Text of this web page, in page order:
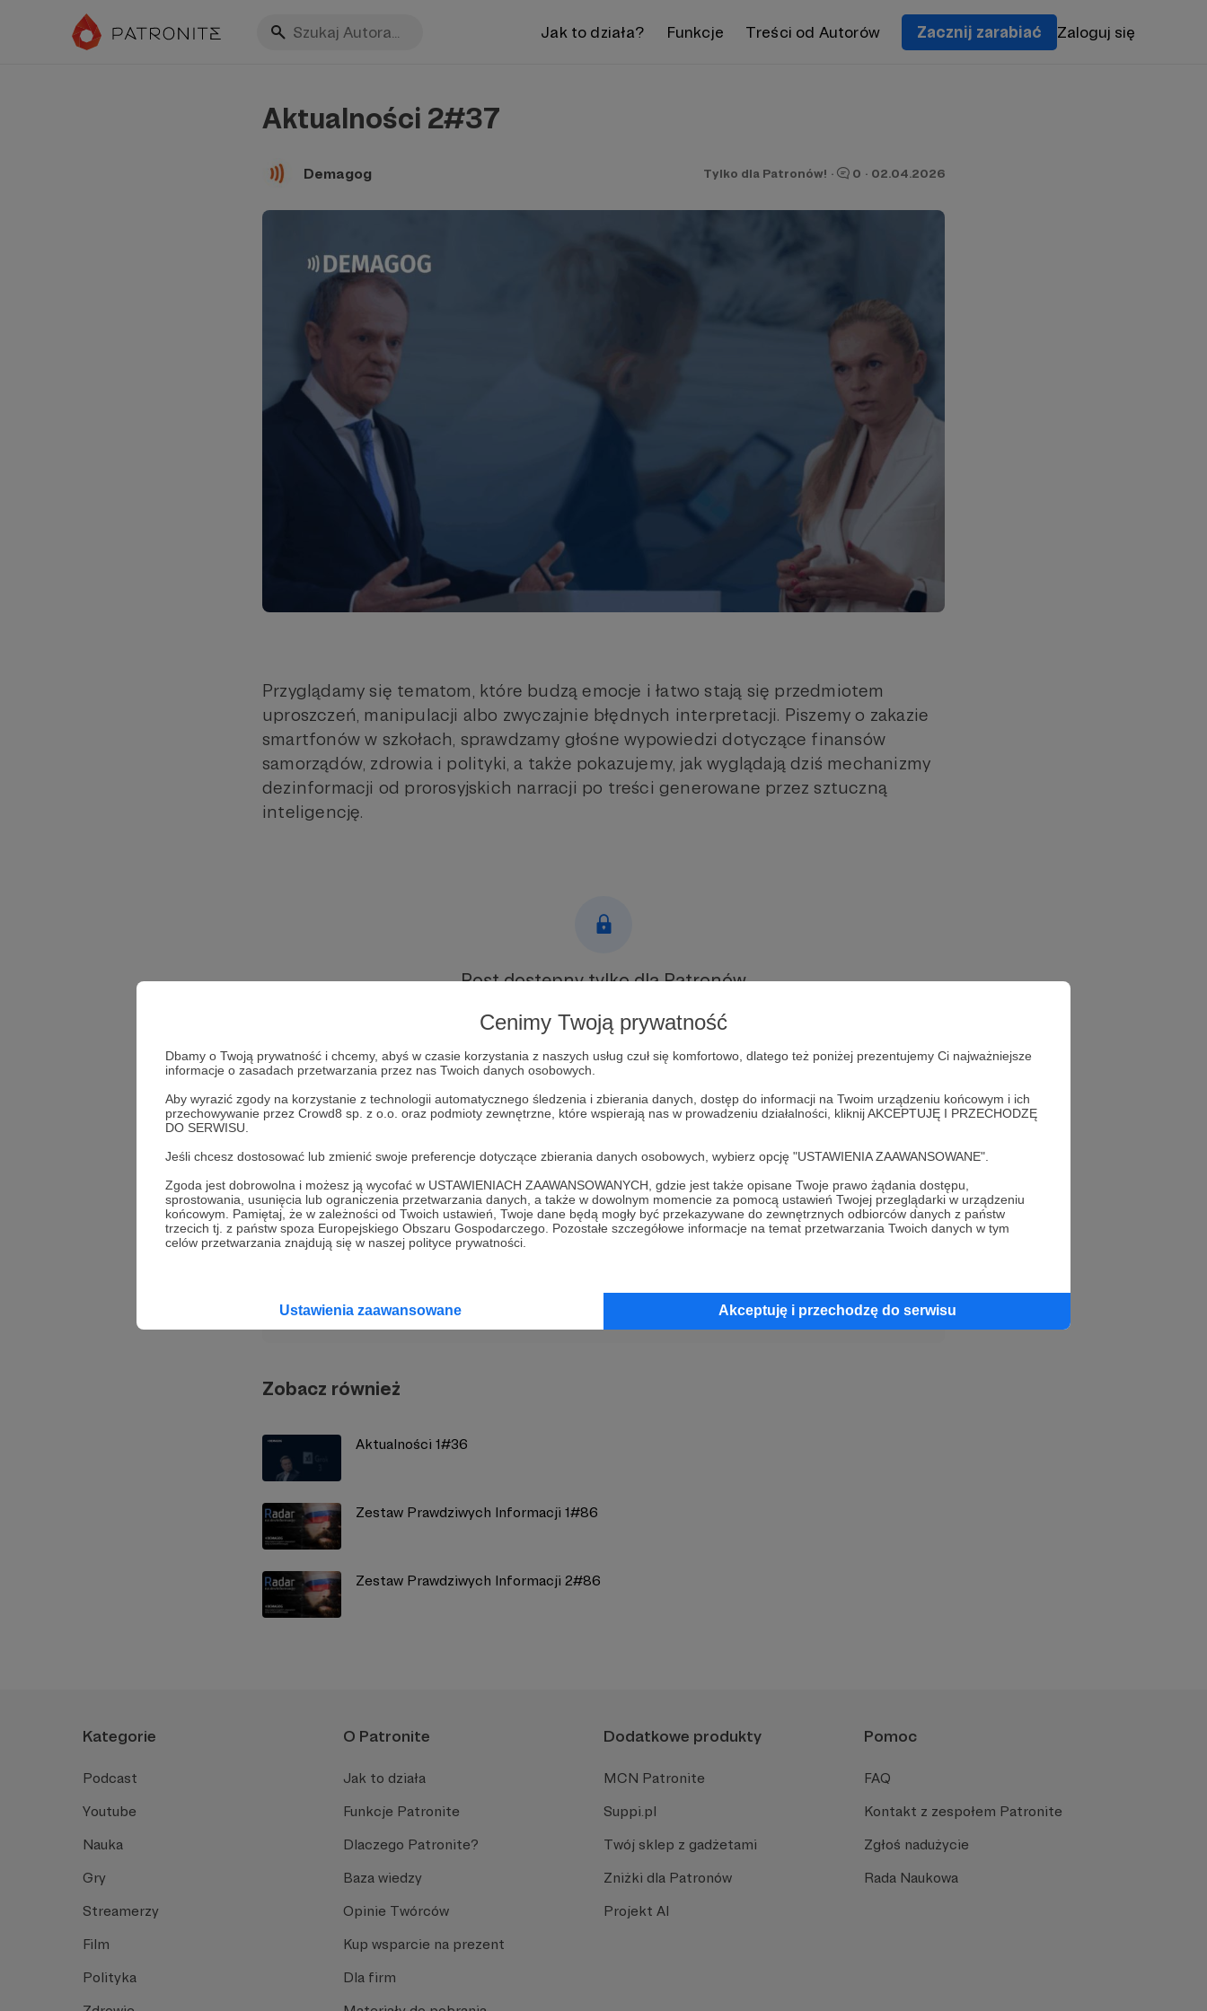
Cenimy Twoją prywatność
Dbamy o Twoją prywatność i chcemy, abyś w czasie korzystania z naszych usług czuł się komfortowo, dlatego też poniżej prezentujemy Ci najważniejsze
informacje o zasadach przetwarzania przez nas Twoich danych osobowych.
Aby wyrazić zgody na korzystanie z technologii automatycznego śledzenia i zbierania danych, dostęp do informacji na Twoim urządzeniu końcowym i ich
przechowywanie przez Crowd8 sp. z o.o. oraz podmioty zewnętrzne, które wspierają nas w prowadzeniu działalności, kliknij AKCEPTUJĘ I PRZECHODZĘ
DO SERWISU.
Jeśli chcesz dostosować lub zmienić swoje preferencje dotyczące zbierania danych osobowych, wybierz opcję "USTAWIENIA ZAAWANSOWANE".
Zgoda jest dobrowolna i możesz ją wycofać w USTAWIENIACH ZAAWANSOWANYCH, gdzie jest także opisane Twoje prawo żądania dostępu,
sprostowania, usunięcia lub ograniczenia przetwarzania danych, a także w dowolnym momencie za pomocą ustawień Twojej przeglądarki w urządzeniu
końcowym. Pamiętaj, że w zależności od Twoich ustawień, Twoje dane będą mogły być przekazywane do zewnętrznych odbiorców danych z państw
trzecich tj. z państw spoza Europejskiego Obszaru Gospodarczego. Pozostałe szczegółowe informacje na temat przetwarzania Twoich danych w tym
celów przetwarzania znajdują się w naszej polityce prywatności.
Ustawienia zaawansowane Akceptuję i przechodzę do serwisu
Jak to działa? Funkcje Treści od Autorów Zacznij zarabiać Zaloguj się
Aktualności 2#37
Demagog Tylko dla Patronów! · 0 · 02.04.2026
Przyglądamy się tematom, które budzą emocje i łatwo stają się przedmiotem
uproszczeń, manipulacji albo zwyczajnie błędnych interpretacji. Piszemy o zakazie
smartfonów w szkołach, sprawdzamy głośne wypowiedzi dotyczące finansów
samorządów, zdrowia i polityki, a także pokazujemy, jak wyglądają dziś mechanizmy
dezinformacji od prorosyjskich narracji po treści generowane przez sztuczną
inteligencję.
Post dostępny tylko dla Patronów
Aby zobaczyć ten materiał musisz być zalogowany
Zostań Patronem
Zaloguj się
edukacja factchecking fakty smartfony
Udostępnij
Zobacz profil autora
Zobacz również
Aktualności 1#36
Zestaw Prawdziwych Informacji 1#86
Zestaw Prawdziwych Informacji 2#86
Kategorie
Podcast
Youtube
Nauka
Gry
Streamerzy
Film
Polityka
O Patronite
Jak to działa
Funkcje Patronite
Dlaczego Patronite?
Baza wiedzy
Opinie Twórców
Kup wsparcie na prezent
Dla firm
Dodatkowe produkty
MCN Patronite
Suppi.pl
Twój sklep z gadżetami
Zniżki dla Patronów
Projekt AI
Pomoc
FAQ
Kontakt z zespołem Patronite
Zgłoś nadużycie
Rada Naukowa